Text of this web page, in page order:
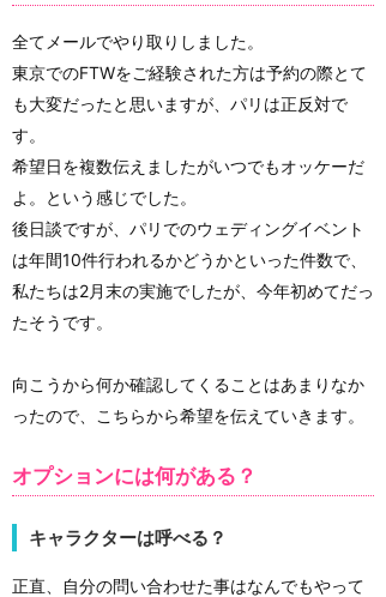
全てメールでやり取りしました。
東京でのFTWをご経験された方は予約の際とて
も大変だったと思いますが、パリは正反対で
す。
希望日を複数伝えましたがいつでもオッケーだ
よ。という感じでした。
後日談ですが、パリでのウェディングイベント
は年間10件行われるかどうかといった件数で、
私たちは2月末の実施でしたが、今年初めてだっ
たそうです。
向こうから何か確認してくることはあまりなか
ったので、こちらから希望を伝えていきます。
オプションには何がある？
キャラクターは呼べる？
正直、自分の問い合わせた事はなんでもやって